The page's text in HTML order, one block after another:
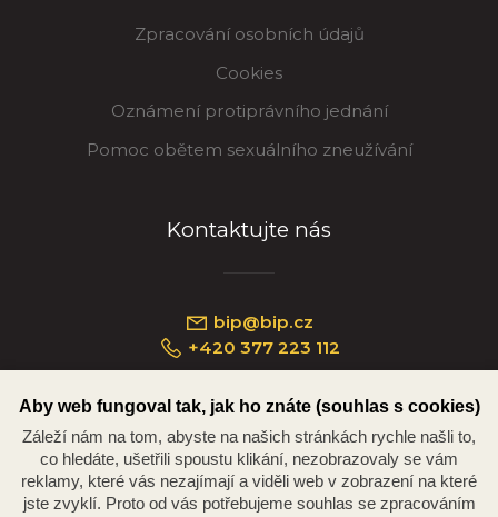
Zpracování osobních údajů
Cookies
Oznámení protiprávního jednání
Pomoc obětem sexuálního zneužívání
Kontaktujte nás
bip@bip.cz
+420 377 223 112
Náměstí Republiky 234/35, 301 00 Plzeň
Aby web fungoval tak, jak ho znáte (souhlas s cookies)
Záleží nám na tom, abyste na našich stránkách rychle našli to,
co hledáte, ušetřili spoustu klikání, nezobrazovaly se vám
reklamy, které vás nezajímají a viděli web v zobrazení na které
jste zvyklí. Proto od vás potřebujeme souhlas se zpracováním